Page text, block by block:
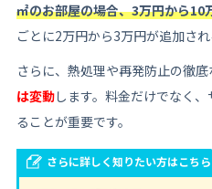
㎡のお部屋の場合、3万円から10
ごとに2万円から3万円が追加され
さらに、熱処理や再発防止の徹底
は変動します。料金だけでなく
ることが重要です。
さらに詳しく知りたい方はこちら